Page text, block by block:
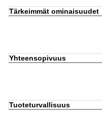
Tärkeimmät ominaisuudet
Yhteensopivuus
Tuoteturvallisuus